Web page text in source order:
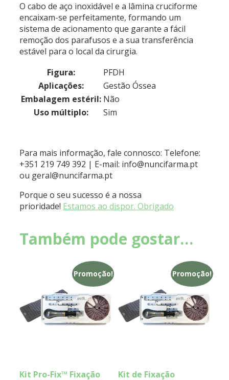
O cabo de aço inoxidável e a lâmina cruciforme
encaixam-se perfeitamente, formando um
sistema de acionamento que garante a fácil
remoção dos parafusos e a sua transferência
estável para o local da cirurgia.
Figura:
PFDH
Aplicações:
Gestão Óssea
Embalagem estéril: Não
Uso múltiplo:
Sim
Para mais informação, fale connosco: Telefone:
+351 219 749 392 | E-mail: info@nuncifarma.pt
ou geral@nuncifarma.pt
Porque o seu sucesso é a nossa
prioridade! Estamos ao dispor. Obrigado
Também pode gostar…
Promoção!
Kit Pro-Fix™ Fixação
Promoção!
Kit de Fixação